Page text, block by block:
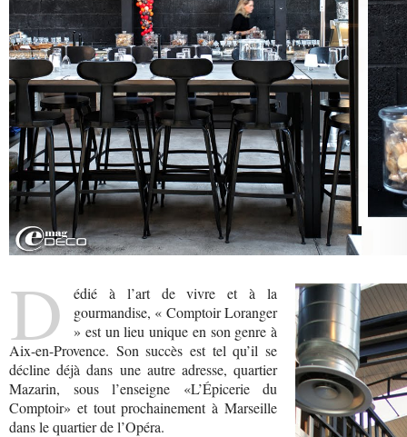
D
édié à l’art de vivre et à la
gourmandise, « Comptoir Loranger
» est un lieu unique en son genre à
Aix-en-Provence. Son succès est tel qu’il se
décline déjà dans une autre adresse, quartier
Mazarin, sous l’enseigne «L’Épicerie du
Comptoir» et tout prochainement à Marseille
dans le quartier de l’Opéra.